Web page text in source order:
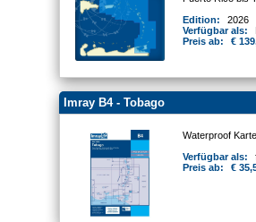
Edition:
2026
Verfügbar als:
Preis ab:
€
Imray B4 - Tobago
Waterproof
Verfügbar als:
Preis ab:
€